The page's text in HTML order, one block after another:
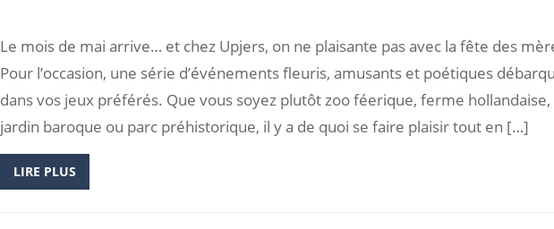
Le mois de mai arrive… et chez Upjers, on ne plaisante pas avec la fête des
Pour l’occasion, une série d’événements fleuris, amusants et poétiques
dans vos jeux préférés. Que vous soyez plutôt zoo féerique, ferme hollandaise,
jardin baroque ou parc préhistorique, il y a de quoi se faire plaisir tout en […]
LIRE PLUS